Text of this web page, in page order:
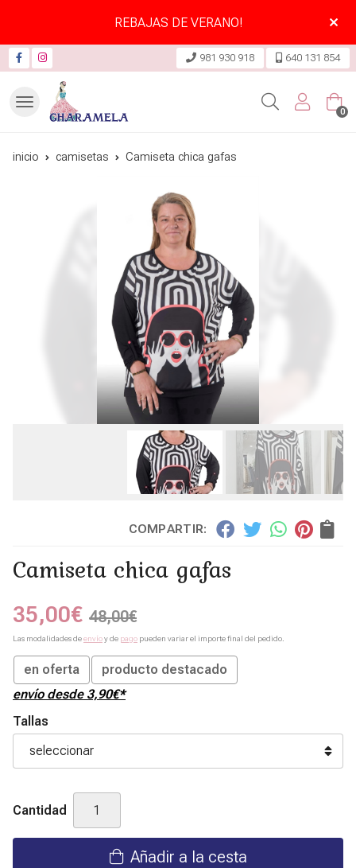
REBAJAS DE VERANO!
981 930 918 640 131 854
Buscar 0
inicio camisetas Camiseta chica gafas
COMPARTIR:
Camiseta chica gafas
35,00€ 48,00€
Las modalidades deenvíoy de pago pueden variar el importe final del pedido.
en oferta
producto destacado
envío desde 3,90€*
Tallas
Cantidad
Añadir a la cesta